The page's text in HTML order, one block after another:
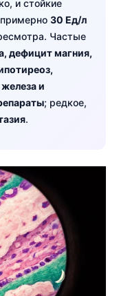
и стойкие
30 Ед/л
Частые
дефицит магния,
и
; редкое,
.